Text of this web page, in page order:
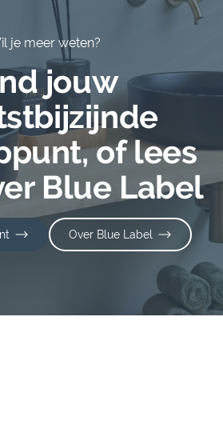
je meer weten?
jouw
of lees
Blue Label
Over Blue Label